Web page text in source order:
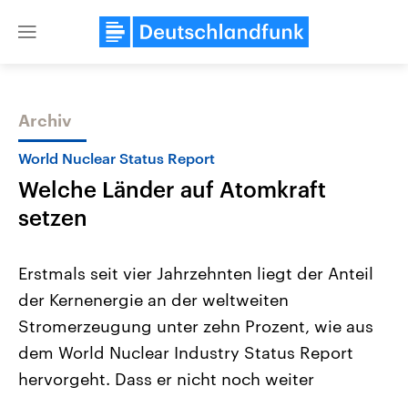
Close
Themen
Landtagswahl Sachsen-Anhalt
2026
Alle Informationen
Sachsen-Anhalt wählt am 6.
September 2026 einen neuen
Landtag. Seit 2021 wird das
USA
Aktuelle Beiträge,
Hintergründe
Wirtschaftlich und
gehören die Vereinigten
den mächtigsten Ländern
Archiv
World Nuclear Status Report
Welche Länder auf Atomkraft
setzen
Erstmals seit vier Jahrzehnten liegt der Anteil
der Kernenergie an der weltweiten
Stromerzeugung unter zehn Prozent, wie aus
dem World Nuclear Industry Status Report
hervorgeht. Dass er nicht noch weiter